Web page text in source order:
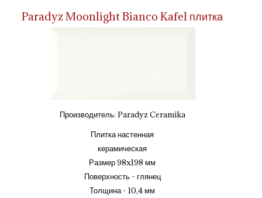
Paradyz Moonlight Bianco Kafel плитка
Производитель: Paradyz Ceramika
Плитка настенная
керамическая
Размер 98x198 мм
Поверхность - глянец
Толщина - 10,4 мм